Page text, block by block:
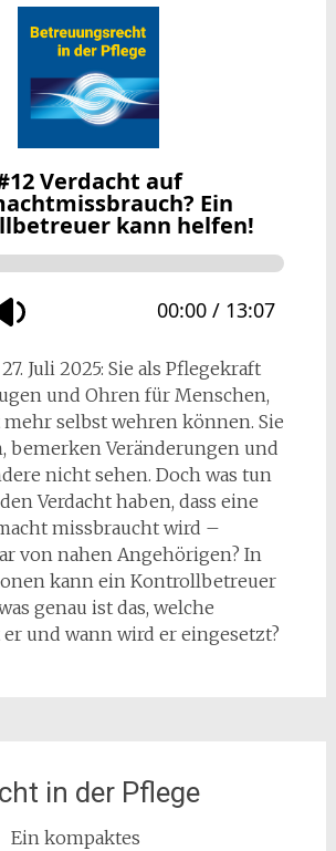
Juli 2025: Sie als Pflegekraft
und Ohren für Menschen,
selbst wehren können. Sie
bemerken Veränderungen und
nicht sehen. Doch was tun
Verdacht haben, dass eine
missbraucht wird –
von nahen Angehörigen? In
kann ein Kontrollbetreuer
genau ist das, welche
und wann wird er eingesetzt?
in der Pflege
Ein kompaktes